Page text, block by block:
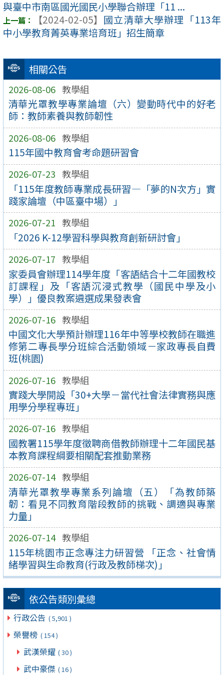
相關公告
2026-08-06 教學組
清華光罩教學專業論壇（六）變動時代中的好老
師：教師素養與教師韌性
2026-08-06 教學組
115年國中教育會考命題研習會
2026-07-23 教學組
「115年度教師專業成長研習—「夢的N次方」實
踐家論壇（中區臺中場）」
2026-07-21 教學組
「2026 K-12學習科學與教育創新研討會」
2026-07-17 教學組
家委員會辦理114學年度「客語結合十二年國教校
訂課程」及「客語沉浸式教學（國民中學及小
學）」優良教案遴選成果發表會
2026-07-16 教學組
中國文化大學預計辦理116年中等學校教師在職進
修第二專長學分班綜合活動領域－家政專長自費
班(桃園)
2026-07-16 教學組
實踐大學開設「30+大學－當代社會法律實務與應
用學分學程專班」
2026-07-16 教學組
國教署115學年度徵聘商借教師辦理十二年國民基
本教育課程綱要相關配套推動業務
2026-07-14 教學組
清華光罩教學專業系列論壇（五）「為教師築
韌：看見不同教育階段教師的挑戰、調適與專業
力量」
2026-07-14 教學組
115年桃園市正念專注力研習營 「正念、社會情
緒學習與生命教育(行政及教師梯次)」
依公告類別彙總
行政公告 ( 5,901 )
榮譽榜 ( 154 )
武漢榮耀 ( 30 )
武中豪傑 ( 16 )
與臺中市南區國光國民小學聯合辦理「11 ...
【2024-02-05】 國立清華大學辦理「113年
中小學教育菁英專業培育班」招生簡章